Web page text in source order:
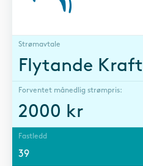
Strømavtale
Flytande Kraft
Forventet månedlig strømpris:
2000 kr
Fastledd
39